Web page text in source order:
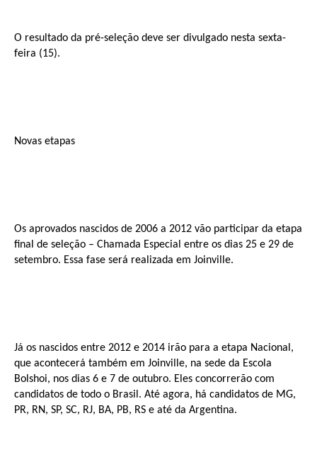
O resultado da pré-seleção deve ser divulgado nesta sexta-
feira (15).
Novas etapas
Os aprovados nascidos de 2006 a 2012 vão participar da etapa
final de seleção – Chamada Especial entre os dias 25 e 29 de
setembro. Essa fase será realizada em Joinville.
Já os nascidos entre 2012 e 2014 irão para a etapa Nacional,
que acontecerá também em Joinville, na sede da Escola
Bolshoi, nos dias 6 e 7 de outubro. Eles concorrerão com
candidatos de todo o Brasil. Até agora, há candidatos de MG,
PR, RN, SP, SC, RJ, BA, PB, RS e até da Argentina.